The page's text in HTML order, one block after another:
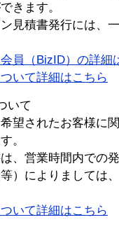
きます。
見積書発行には、
員（BizID）の詳細
いて詳細はこちら
いて
望されたお客様に
。
、営業時間内での
）によりましては
いて詳細はこちら